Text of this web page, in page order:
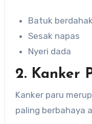
Batuk berdahak
Sesak napas
Nyeri dada
2. Kanker
Kanker paru
paling berbahaya